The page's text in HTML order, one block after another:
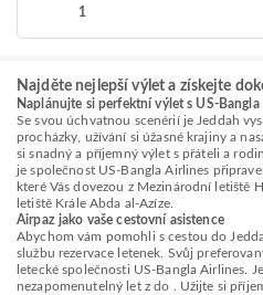
1
Najděte nejlepší výlet a získejte
Naplánujte si perfektní výlet s US-Bangla
Se svou úchvatnou scenérií je Jeddah
procházky, užívání si úžasné krajiny a
si snadný a příjemný výlet s přáteli a
je společnost US-Bangla Airlines
které Vás dovezou z Mezinárodní letiště
letiště Krále Abda al-Azíze.
Airpaz jako vaše cestovní asistence
Abychom vám pomohli s cestou do
službu rezervace letenek. Svůj
letecké společnosti US-Bangla Airlines.
nezapomenutelný let z do . Užijte si